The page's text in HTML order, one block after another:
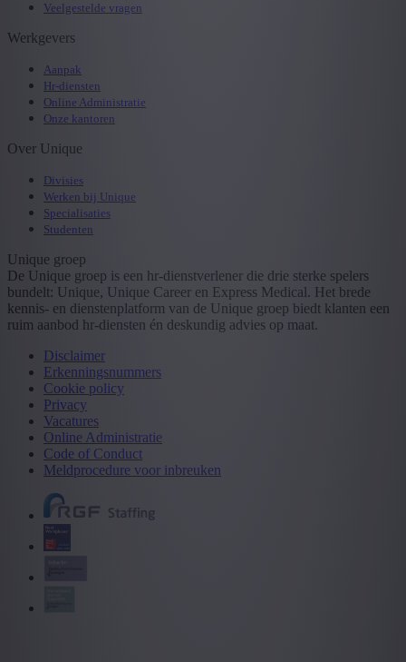
Veelgestelde vragen
Werkgevers
Aanpak
Hr-diensten
Online Administratie
Onze kantoren
Over Unique
Divisies
Werken bij Unique
Specialisaties
Studenten
Unique groep
De Unique groep is een hr-dienstverlener die drie sterke spelers
bundelt: Unique, Unique Career en Express Medical. Het brede
kennis- en dienstenplatform van de Unique groep biedt klanten een
ruim aanbod hr-diensten én deskundig advies op maat.
Disclaimer
Erkenningsnummers
Cookie policy
Privacy
Vacatures
Online Administratie
Code of Conduct
Meldprocedure voor inbreuken